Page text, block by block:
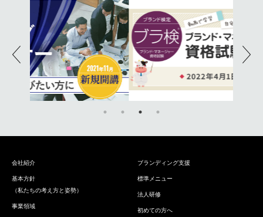
会社紹介
基本方針
（私たちの考え方と姿勢）
事業領域
ブランディング支援
標準メニュー
法人研修
初めての方へ